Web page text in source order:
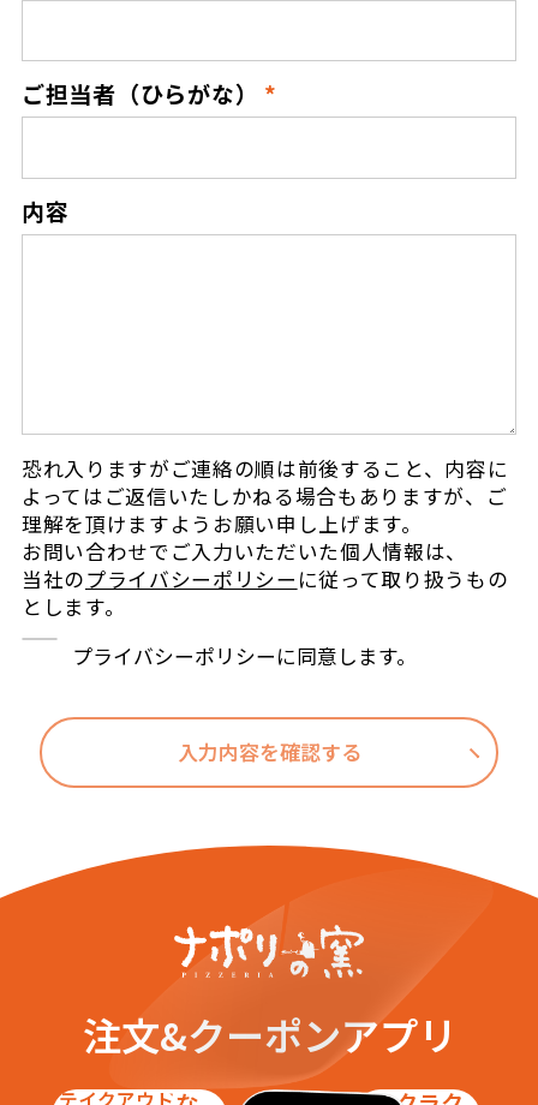
ご担当者（ひらがな）
内容
恐れ入りますがご連絡の順は前後すること、内容に
よってはご返信いたしかねる場合もありますが、 ご
理解を頂けますようお願い申し上げます。
お問い合わせでご入力いただいた個人情報は、
当社のプライバシーポリシー に従って取り扱うもの
とします。
プライバシーポリシーに同意します。
入力内容を確認する
注文&クーポンアプリ
テイクアウト